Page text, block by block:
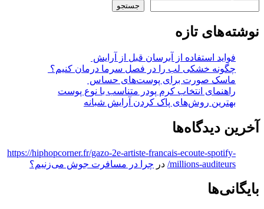
جستجو
نوشته‌های تازه
فواید استفاده از آبرسان قبل از آرایش
چگونه خشکی لب را در فصل سرما درمان کنیم؟
ماسک صورت برای پوست‌های حساس
راهنمای انتخاب کرم پودر متناسب با نوع پوست
بهترین روش‌های پاک کردن آرایش شبانه
آخرین دیدگاه‌ها
https://hiphopcorner.fr/gazo-2e-artiste-francais-ecoute-spotify-
millions-auditeurs/ در چرا در مسافرت جوش می‌زنیم؟
بایگانی‌ها